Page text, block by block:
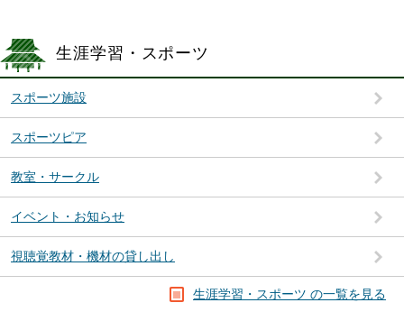
生涯学習・スポーツ
スポーツ施設
スポーツピア
教室・サークル
イベント・お知らせ
視聴覚教材・機材の貸し出し
生涯学習・スポーツ の一覧を見る